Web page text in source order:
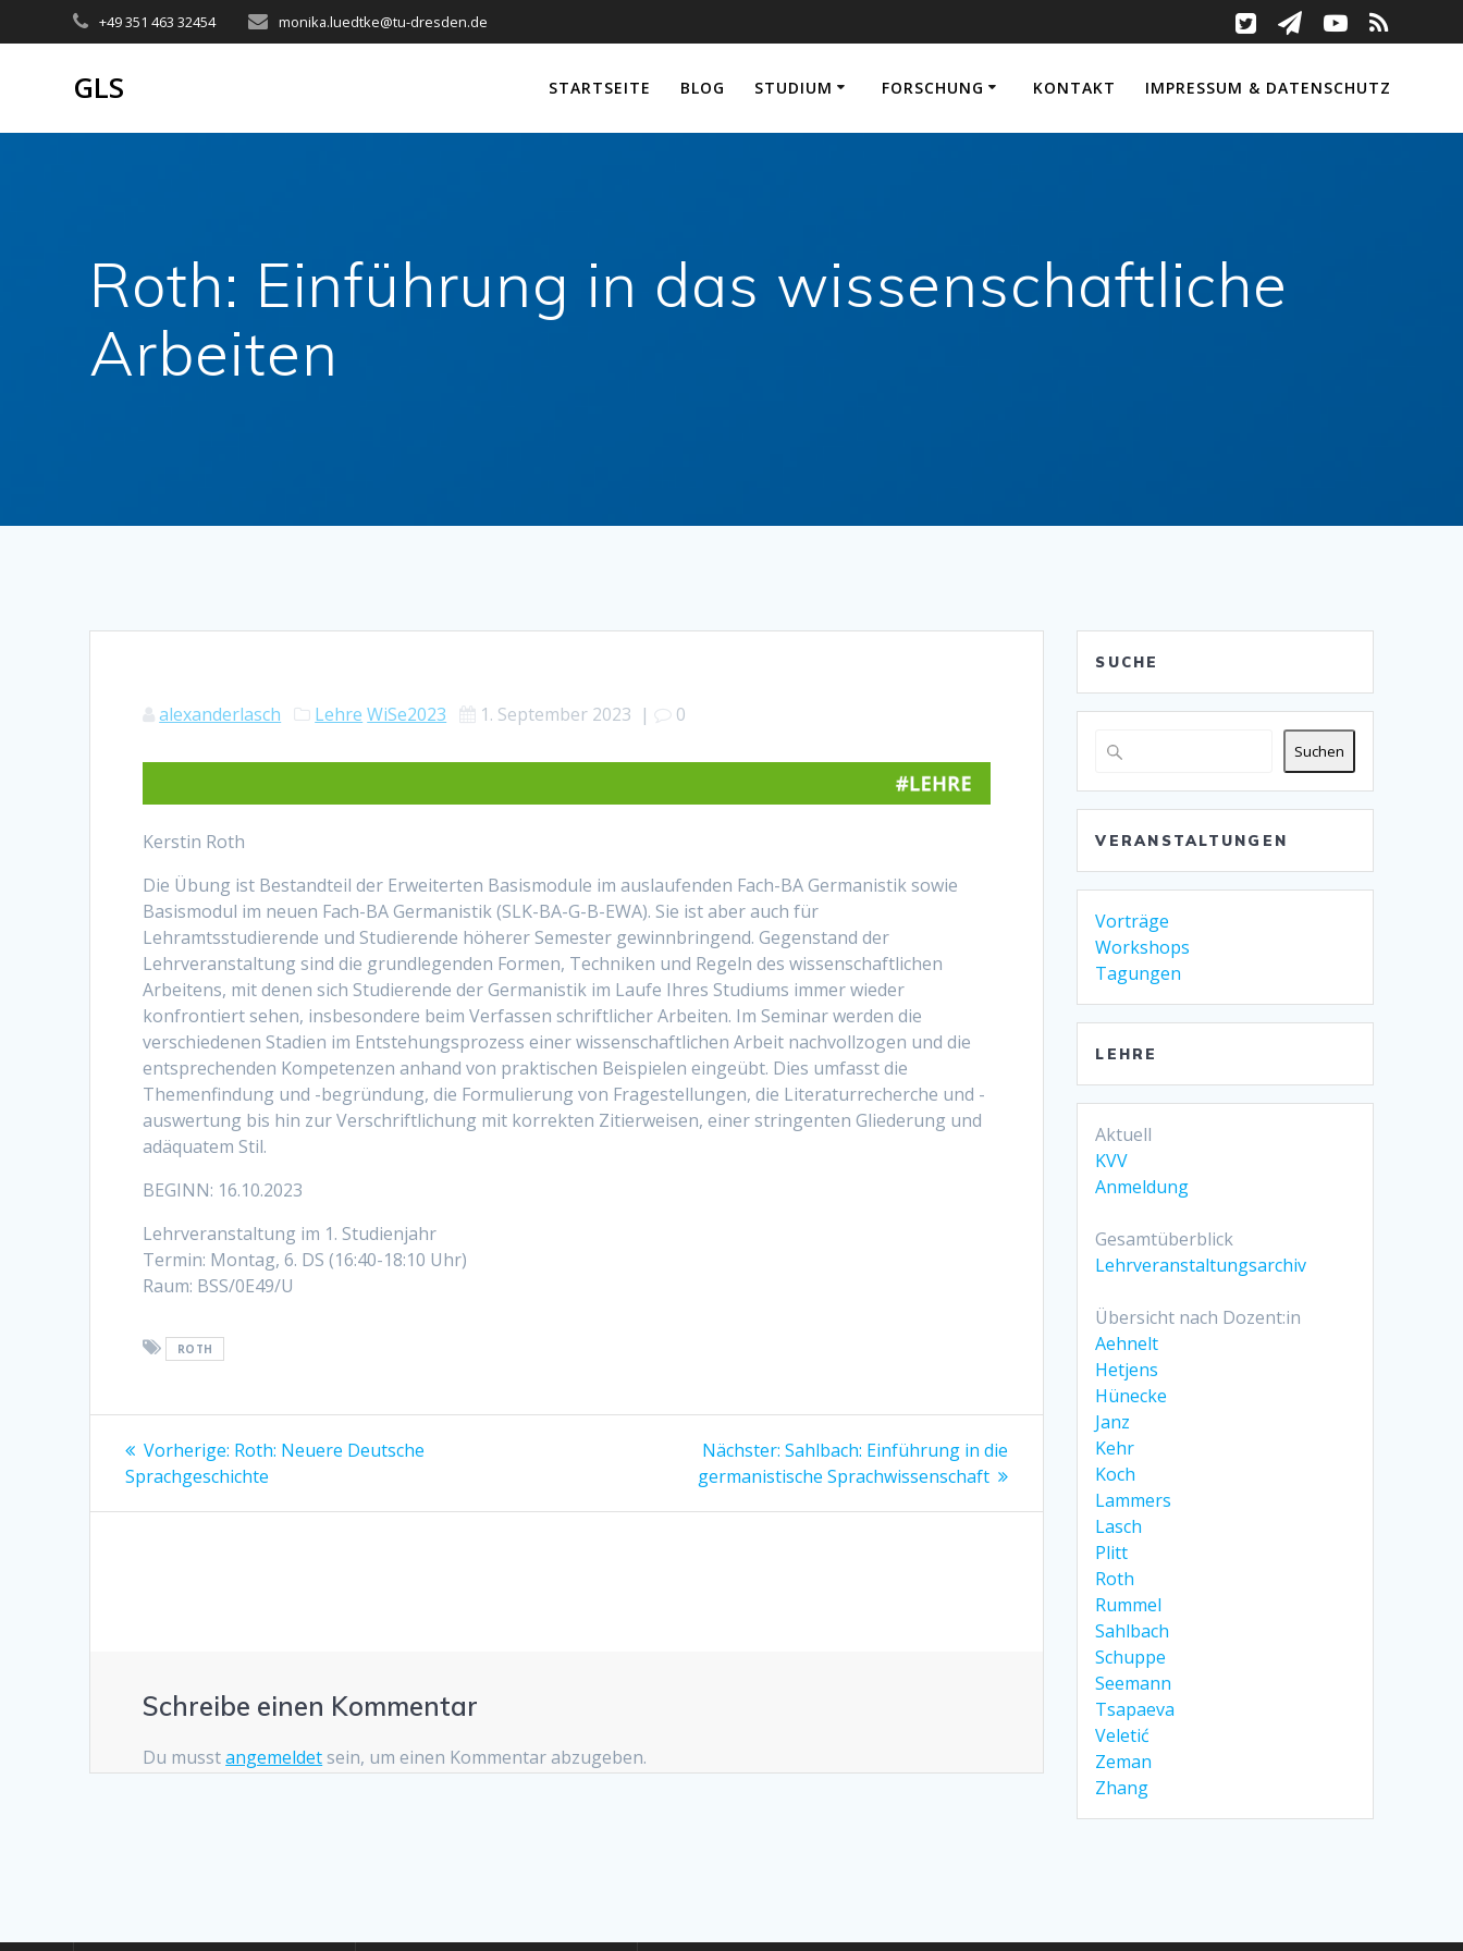
Inhalt
+49 351 463 32454 monika.luedtke@tu-dresden.de
GLS STARTSEITE BLOG STUDIUM FORSCHUNG KONTAKT IMPRESSUM & DATENSCHUTZ
Roth: Einführung in das wissenschaftliche
Arbeiten
alexanderlasch Lehre WiSe2023 1. September 2023 | 0
Kerstin Roth
Die Übung ist Bestandteil der Erweiterten Basismodule im auslaufenden Fach-BA Germanistik sowie
Basismodul im neuen Fach-BA Germanistik (SLK-BA-G-B-EWA). Sie ist aber auch für
Lehramtsstudierende und Studierende höherer Semester gewinnbringend. Gegenstand der
Lehrveranstaltung sind die grundlegenden Formen, Techniken und Regeln des wissenschaftlichen
Arbeitens, mit denen sich Studierende der Germanistik im Laufe Ihres Studiums immer wieder
konfrontiert sehen, insbesondere beim Verfassen schriftlicher Arbeiten. Im Seminar werden die
verschiedenen Stadien im Entstehungsprozess einer wissenschaftlichen Arbeit nachvollzogen und die
entsprechenden Kompetenzen anhand von praktischen Beispielen eingeübt. Dies umfasst die
Themenfindung und -begründung, die Formulierung von Fragestellungen, die Literaturrecherche und -
auswertung bis hin zur Verschriftlichung mit korrekten Zitierweisen, einer stringenten Gliederung und
adäquatem Stil.
BEGINN: 16.10.2023
Lehrveranstaltung im 1. Studienjahr
Termin: Montag, 6. DS (16:40-18:10 Uhr)
Raum: BSS/0E49/U
ROTH
Beitragsnavigation
Vorherige: Vorheriger
Beitrag:
Roth: Neuere Deutsche
Sprachgeschichte
Nächster: Nächster
Beitrag:
Sahlbach: Einführung in die
germanistische Sprachwissenschaft
Schreibe einen Kommentar
Du musstangemeldetsein, um einen Kommentar abzugeben.
SUCHE
Suchen
VERANSTALTUNGEN
Vorträge
Workshops
Tagungen
LEHRE
Aktuell
KVV
Anmeldung
Gesamtüberblick
Lehrveranstaltungsarchiv
Übersicht nach Dozent:in
Aehnelt
Hetjens
Hünecke
Janz
Kehr
Koch
Lammers
Lasch
Plitt
Roth
Rummel
Sahlbach
Schuppe
Seemann
Tsapaeva
Veletić
Zeman
Zhang